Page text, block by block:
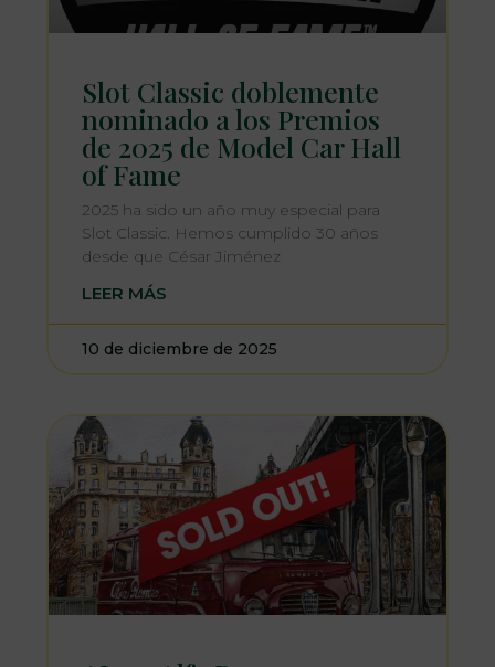
Slot Classic doblemente
nominado a los Premios
de 2025 de Model Car Hall
of Fame
2025 ha sido un año muy especial para
Slot Classic. Hemos cumplido 30 años
desde que César Jiménez
LEER MÁS
10 de diciembre de 2025